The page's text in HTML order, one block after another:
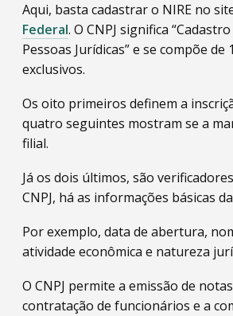
Aqui, basta cadastrar o NIRE no
Federal. O CNPJ significa
Pessoas Jurídicas” e se compõe de
exclusivos.
Os oito primeiros definem a
quatro seguintes mostram se a
filial.
Já os dois últimos, são
CNPJ, há as informações básicas
Por exemplo, data de abertura,
atividade econômica e natureza
O CNPJ permite a emissão de
contratação de funcionários e a